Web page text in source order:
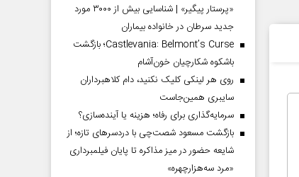
«پرستار پیگیر» | شناسایی بیش از ۳۰۰۰ مورد
جدید سرطان در خانواده بیماران
Castlevania: Belmont’s Curse؛ بازگشت
باشکوه شکارچیان خون‌آشام
روی هر لینکی کلیک نکنید، دام کلاهبرداران
سایبری همین‌جاست
سرمایه‌گذاری برای رفاه؛ هزینه یا آینده‌سازی؟
بازگشت مسعود شصت‌چی با دردسر‌های تازه؛ از
شایعه حضور در میز مذاکره تا پایان فیلمبرداری
«مرد سه‌هزارچهره»